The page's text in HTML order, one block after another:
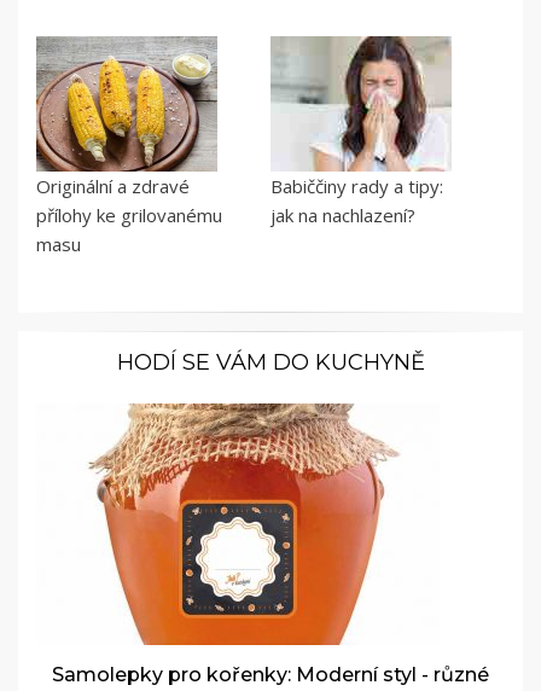
Originální a zdravé
přílohy ke grilovanému
masu
Babiččiny rady a tipy:
jak na nachlazení?
HODÍ SE VÁM DO KUCHYNĚ
Samolepky pro kořenky: Moderní styl - různé